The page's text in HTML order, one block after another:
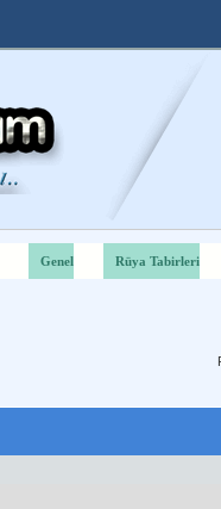
Genel Rüya Tabirleri